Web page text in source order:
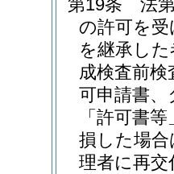
第19条
法
の許可を
を継承し
成検査前
可申請書
「許可書
損した場合
理者に再